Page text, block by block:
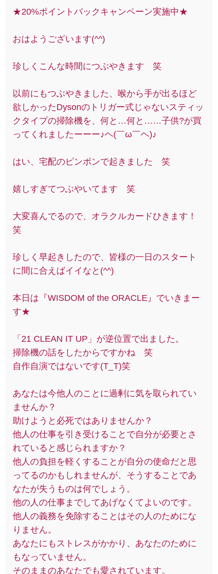
★20%ポイントバックキャンペーン実施中★
おはようございます(^^)
珍しくこんな時間につぶやきます 笑
以前にもつぶやきました、喉から手が出るほど
欲しかったDysonのトリガー式じゃないスティッ
クタイプの掃除機を、何と…何と……子供?が買
ってくれましたーーー♪ヘ(￣ω￣ヘ)♪
はい、宅配のピンポンで起きました 笑
嬉しすぎてつぶやいてます 笑
大変喜んでるので、オラクルカードひきます！
笑
珍しく早起きしたので、皆様の一日のスタート
に間に合えばイイなと(^^)
本日は『WISDOM of the ORACLE』でいきまー
す★
「21 CLEAN IT UP」が逆位置で出ました。
掃除機の話をしたからですかね 笑
自作自演ではないです(T_T)笑
あなたは今他人のことに過剰に気を取られてい
ませんか？
助けようと必死ではありませんか？
他人の仕事を引き受けることで自分が必要とさ
れていると感じられますか？
他人の負担を軽くすることが自分の使命だと思
ってるのかもしれませんが、そうすることであ
なたが失うものは何でしょう。
他の人の仕事までしてあげなくてよいのです。
他人の義務を免除することはその人のためにな
りません。
あなたにもストレスがかかり、あなたのために
もなっていません。
そのままのあなたでも愛されています。